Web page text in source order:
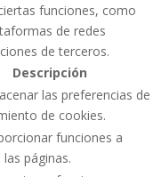
funciones, como
de redes
de terceros.
Descripción
las preferencias de
de cookies.
funciones a
páginas.